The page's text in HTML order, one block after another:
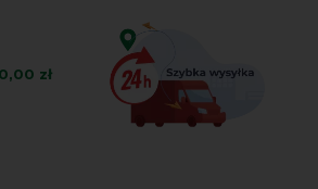
0,00 zł